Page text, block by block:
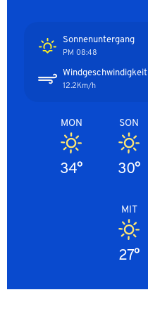
Sonnenuntergang
08:48 PM
Windgeschwindigkeit
12.2Km/h
SON
30°
MON
34°
MIT
27°